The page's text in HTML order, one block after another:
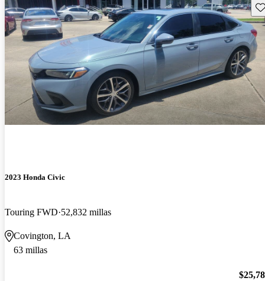
2023 Honda Civic
Touring FWD 52,832 millas
Covington, LA
63 millas